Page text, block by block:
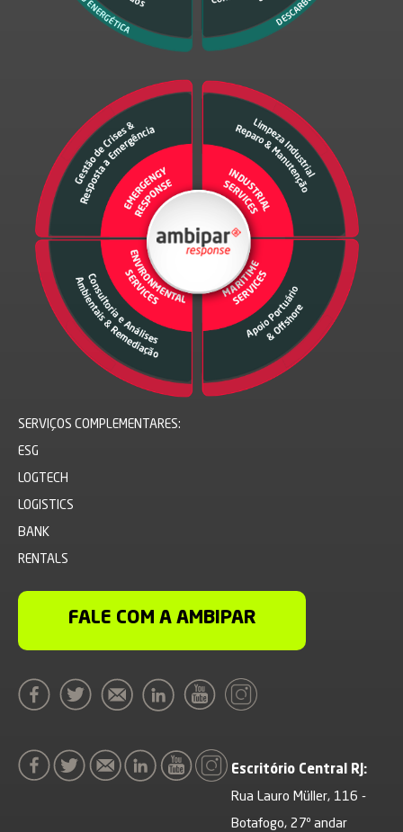
SERVIÇOS COMPLEMENTARES:
ESG
LOGTECH
LOGISTICS
BANK
RENTALS
FALE COM A AMBIPAR
Escritório Central RJ:
Rua Lauro Müller, 116 -
Botafogo, 27º andar